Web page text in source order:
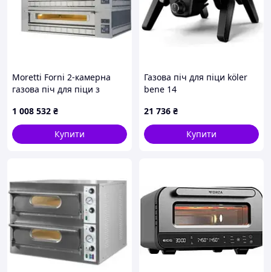
Moretti Forni 2-камерна
газова піч для піци з
| СеріяП
1 008 532 ₴
Купити
Газова піч для піци köler
bene 14
21 736 ₴
Купити